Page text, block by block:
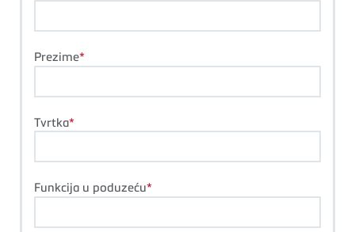
Prezime
Tvrtka
Funkcija u poduzeću